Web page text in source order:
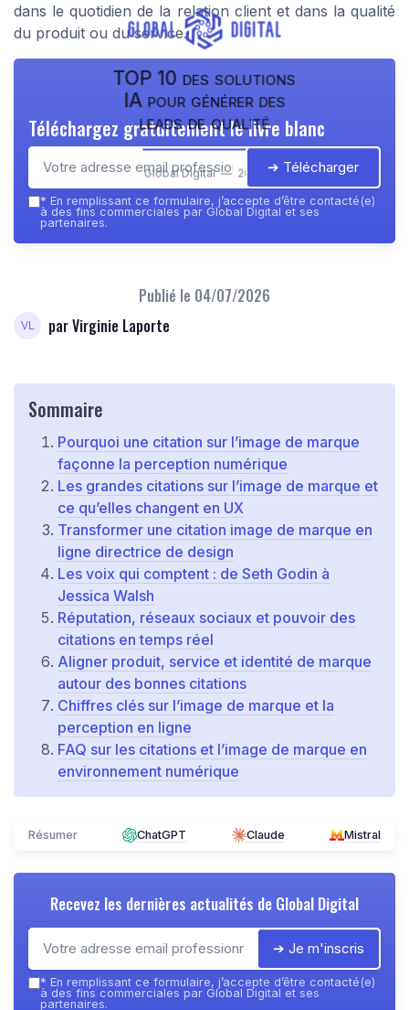
dans le quotidien de la relation client et dans la qualité
du produit ou du service.
TOP 10 des solutions
IA pour générer des
leads de qualité
Global Digital — 2026
Téléchargez gratuitement le livre blanc
➔ Télécharger
* En remplissant ce formulaire, j’accepte d’être contacté(e)
à des fins commerciales par Global Digital et ses
partenaires.
Publié le 04/07/2026
par Virginie Laporte
Sommaire
Pourquoi une citation sur l’image de marque
façonne la perception numérique
Les grandes citations sur l’image de marque et
ce qu’elles changent en UX
Transformer une citation image de marque en
ligne directrice de design
Les voix qui comptent : de Seth Godin à
Jessica Walsh
Réputation, réseaux sociaux et pouvoir des
citations en temps réel
Aligner produit, service et identité de marque
autour des bonnes citations
Chiffres clés sur l’image de marque et la
perception en ligne
FAQ sur les citations et l’image de marque en
environnement numérique
Résumer ChatGPT Claude Mistral
Recevez les dernières actualités de Global Digital
➔ Je m'inscris
* En remplissant ce formulaire, j’accepte d’être contacté(e)
à des fins commerciales par Global Digital et ses
partenaires.